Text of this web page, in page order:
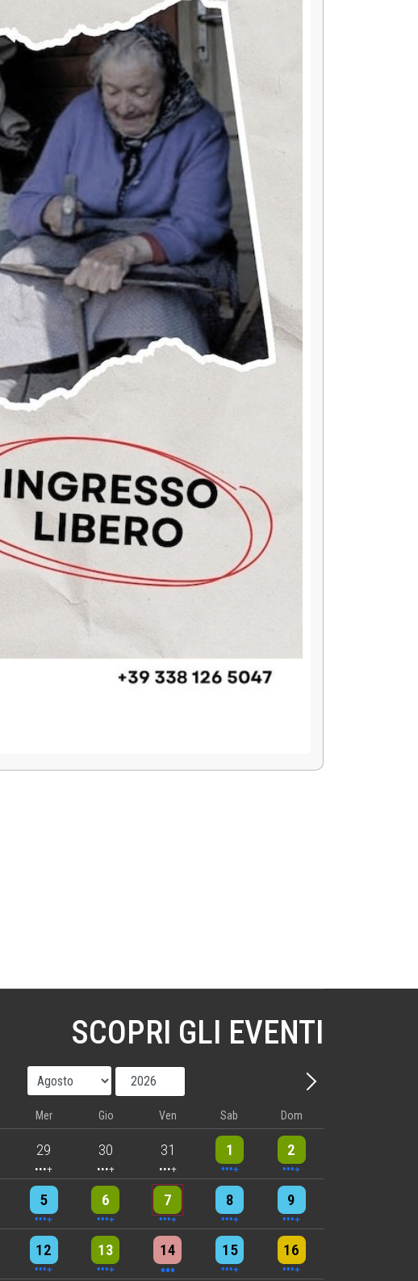
SCOPRI GLI EVENTI
Anno
Avanti - Mese
Mer Gio Ven Sab Dom
29
5 events 30
5 events 31
5 events 1
10 events 2
8 events
5
7 events 6
6 events 7
5 events 8
7 events 9
8 events
12
6 events 13
9 events 14
3 events 15
6 events 16
4 events